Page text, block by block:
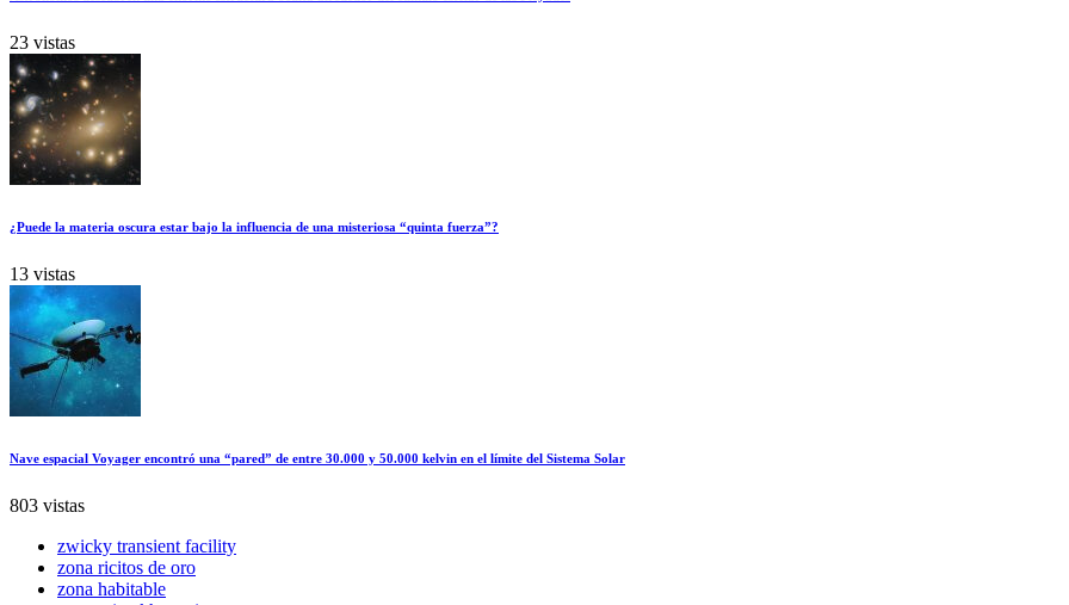
23 vistas
¿Puede la materia oscura estar bajo la influencia de una misteriosa “quinta fuerza”?
13 vistas
Nave espacial Voyager encontró una “pared” de entre 30.000 y 50.000 kelvin en el límite del Sistema Solar
803 vistas
zwicky transient facility
zona ricitos de oro
zona habitable